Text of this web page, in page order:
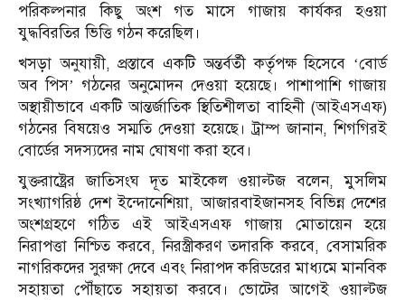
পরিকল্পনার কিছু অংশ গত মাসে গাজায় কার্যকর হওয়া
যুদ্ধবিরতির ভিত্তি গঠন করেছিল।
খসড়া অনুযায়ী, প্রস্তাবে একটি অন্তর্বর্তী কর্তৃপক্ষ হিসেবে ‘বোর্ড
অব পিস’ গঠনের অনুমোদন দেওয়া হয়েছে। পাশাপাশি গাজায়
অস্থায়ীভাবে একটি আন্তর্জাতিক স্থিতিশীলতা বাহিনী (আইএসএফ)
গঠনের বিষয়েও সম্মতি দেওয়া হয়েছে। ট্রাম্প জানান, শিগগিরই
বোর্ডের সদস্যদের নাম ঘোষণা করা হবে।
যুক্তরাষ্ট্রের জাতিসংঘ দূত মাইকেল ওয়াল্টজ বলেন, মুসলিম
সংখ্যাগরিষ্ঠ দেশ ইন্দোনেশিয়া, আজারবাইজানসহ বিভিন্ন দেশের
অংশগ্রহণে গঠিত এই আইএসএফ গাজায় মোতায়েন হয়ে
নিরাপত্তা নিশ্চিত করবে, নিরস্ত্রীকরণ তদারকি করবে, বেসামরিক
নাগরিকদের সুরক্ষা দেবে এবং নিরাপদ করিডরের মাধ্যমে মানবিক
সহায়তা পৌঁছাতে সহায়তা করবে। ভোটের আগেই ওয়াল্টজ